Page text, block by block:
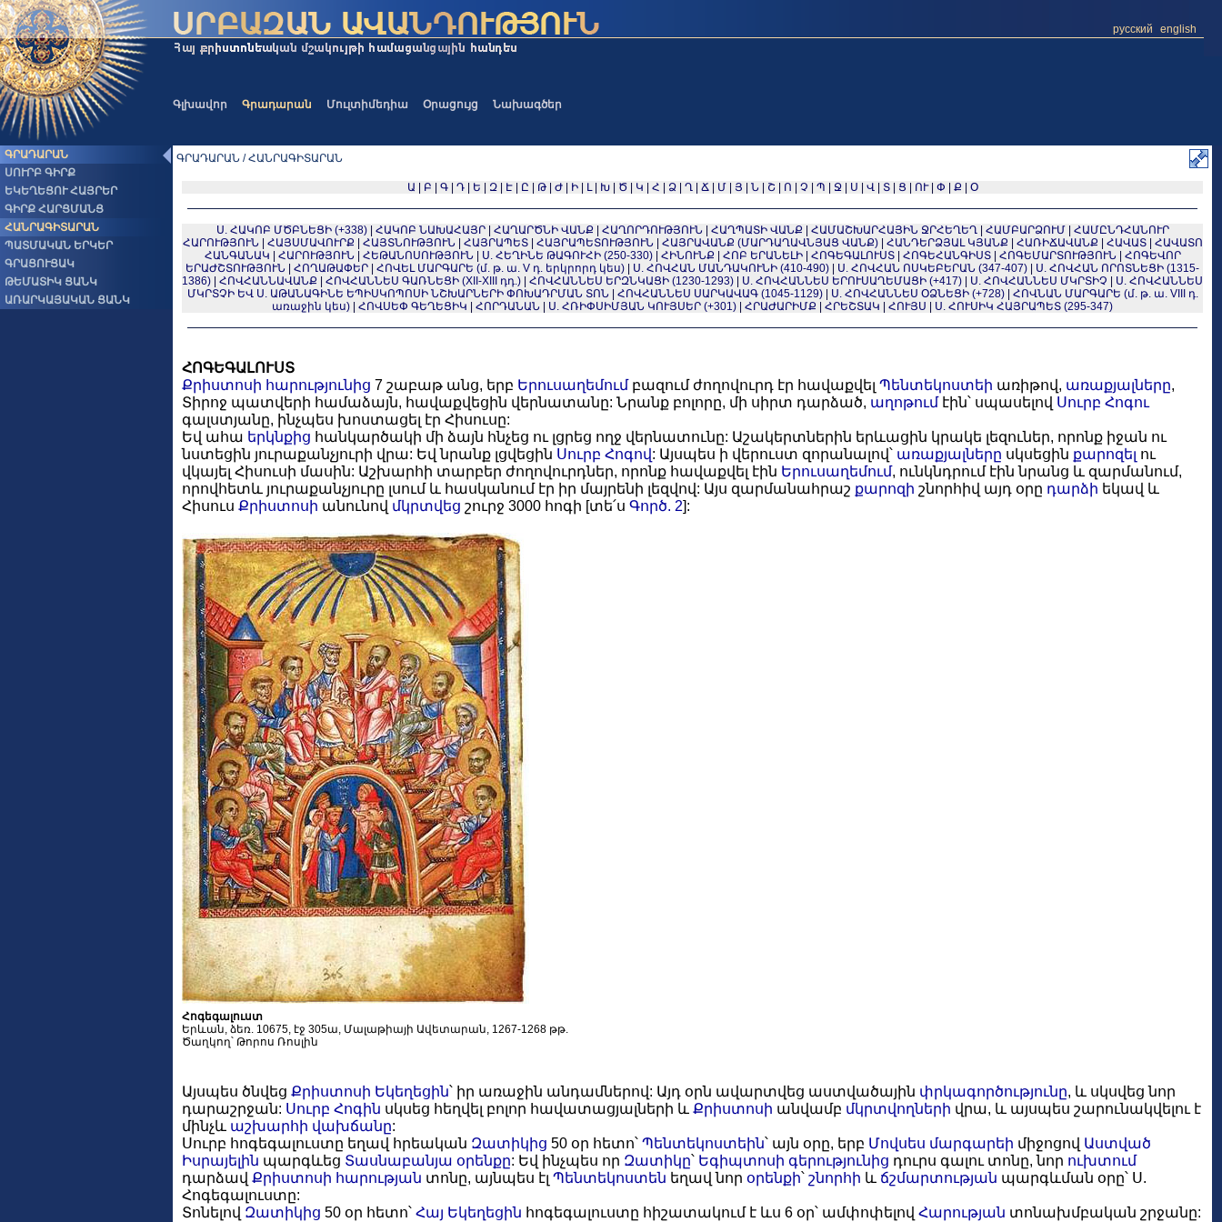
Գլխավոր Գրադարան Մուլտիմեդիա Օրացույց Նախագծեր
русский english
ԳՐԱԴԱՐԱՆ
ՍՈՒՐԲ ԳԻՐՔ
ԵԿԵՂԵՑՈՒ ՀԱՅՐԵՐ
ԳԻՐՔ ՀԱՐՑՄԱՆՑ
ՀԱՆՐԱԳԻՏԱՐԱՆ
ՊԱՏՄԱԿԱՆ ԵՐԿԵՐ
ԳՐԱՑՈՒՑԱԿ
ԹԵՄԱՏԻԿ ՑԱՆԿ
ԱՌԱՐԿԱՅԱԿԱՆ ՑԱՆԿ
ԳՐԱԴԱՐԱՆ / ՀԱՆՐԱԳԻՏԱՐԱՆ
Ա Բ Գ| Դ| Ե Զ| Է| Ը Թ| Ժ| Ի| Լ| Խ| Ծ| Կ Հ Ձ| Ղ| Ճ| Մ| Յ Ն Շ| Ո Չ Պ Ջ| Ս Վ| Տ| Ց ՈՒ| Փ Ք Օ
Ս. ՀԱԿՈԲ ՄԾԲՆԵՑԻ (+338)| ՀԱԿՈԲ ՆԱԽԱՀԱՅՐ| ՀԱՂԱՐԾՆԻ ՎԱՆՔ ՀԱՂՈՐԴՈՒԹՅՈՒՆ ՀԱՂՊԱՏԻ ՎԱՆՔ ՀԱՄԱՇԽԱՐՀԱՅԻՆ ՋՐՀԵՂԵՂ| ՀԱՄԲԱՐՁՈՒՄ| ՀԱՄԸՆԴՀԱՆՈՒՐ
ՀԱՐՈՒԹՅՈՒՆ
ՀԱՅՍՄԱՎՈՒՐՔ ՀԱՅՏՆՈՒԹՅՈՒՆ ՀԱՅՐԱՊԵՏ| ՀԱՅՐԱՊԵՏՈՒԹՅՈՒՆ ՀԱՅՐԱՎԱՆՔ (ՄԱՐԴԱՂԱՎՆՅԱՑ ՎԱՆՔ)| ՀԱՆԴԵՐՁՅԱԼ ԿՅԱՆՔ ՀԱՌԻՃԱՎԱՆՔ ՀԱՎԱՏ| ՀԱՎԱՏՈ
ՀԱՆԳԱՆԱԿ
ՀԱՐՈՒԹՅՈՒՆ ՀԵԹԱՆՈՍՈՒԹՅՈՒՆ Ս. ՀԵՂԻՆԵ ԹԱԳՈՒՀԻ (250-330)| ՀԻՆՈՒՆՔ ՀՈԲ ԵՐԱՆԵԼԻ| ՀՈԳԵԳԱԼՈՒՍՏ| ՀՈԳԵՀԱՆԳԻՍՏ| ՀՈԳԵՄԱՐՏՈՒԹՅՈՒՆ
ՀՈԳԵՎՈՐ
ԵՐԱԺՇՏՈՒԹՅՈՒՆ
ՀՈՂԱԹԱՓԵՐ ՀՈՎԵԼ ՄԱՐԳԱՐԵ (մ. թ. ա. V դ. երկրորդ կես) Ս. ՀՈՎՀԱՆ ՄԱՆԴԱԿՈՒՆԻ (410-490) Ս. ՀՈՎՀԱՆ ՈՍԿԵԲԵՐԱՆ (347-407)
Ս. ՀՈՎՀԱՆ ՈՐՈՏՆԵՑԻ (1315-
1386)
ՀՈՎՀԱՆՆԱՎԱՆՔ ՀՈՎՀԱՆՆԵՍ ԳԱՌՆԵՑԻ (XII-XIII դդ.) ՀՈՎՀԱՆՆԵՍ ԵՐԶՆԿԱՑԻ (1230-1293) Ս. ՀՈՎՀԱՆՆԵՍ ԵՐՈՒՍԱՂԵՄԱՑԻ (+417) Ս. ՀՈՎՀԱՆՆԵՍ ՄԿՐՏԻՉ
Ս. ՀՈՎՀԱՆՆԵՍ
ՄԿՐՏՉԻ ԵՎ Ս. ԱԹԱՆԱԳԻՆԵ ԵՊԻՍԿՈՊՈՍԻ ՆՇԽԱՐՆԵՐԻ ՓՈԽԱԴՐՄԱՆ ՏՈՆ
ՀՈՎՀԱՆՆԵՍ ՍԱՐԿԱՎԱԳ (1045-1129)| Ս. ՀՈՎՀԱՆՆԵՍ ՕՁՆԵՑԻ (+728)| ՀՈՎՆԱՆ ՄԱՐԳԱՐԵ (մ. թ. ա. VIII դ.
առաջին կես)
ՀՈՎՍԵՓ ԳԵՂԵՑԻԿ ՀՈՐԴԱՆԱՆ Ս. ՀՌԻՓՍԻՄՅԱՆ ԿՈՒՅՍԵՐ (+301) ՀՐԱԺԱՐԻՄՔ ՀՐԵՇՏԱԿ ՀՈՒՅՍ Ս. ՀՈՒՍԻԿ ՀԱՅՐԱՊԵՏ (295-347)
ՀՈԳԵԳԱԼՈՒՍՏ
Քրիստոսի հարությունից 7 շաբաթ անց, երբ Երուսաղեմումբազում ժողովուրդ էր հավաքվել Պենտեկոստեի առիթով, առաքյալները,
Տիրոջ պատվերի համաձայն, հավաքվեցին վերնատանը: Նրանք բոլորը, մի սիրտ դարձած, աղոթումէին՝ սպասելով Սուրբ Հոգու
գալստյանը, ինչպես խոստացել էր Հիսուսը:
Եվ ահա երկնքից հանկարծակի մի ձայն հնչեց ու լցրեց ողջ վերնատունը: Աշակերտներին երևացին կրակե լեզուներ, որոնք իջան ու
նստեցին յուրաքանչյուրի վրա: Եվ նրանք լցվեցին Սուրբ Հոգով: Այսպես ի վերուստ զորանալով՝ առաքյալները սկսեցին քարոզել ու
վկայել Հիսուսի մասին: Աշխարհի տարբեր ժողովուրդներ, որոնք հավաքվել էին Երուսաղեմում, ունկնդրում էին նրանց և զարմանում,
որովհետև յուրաքանչյուրը լսում և հասկանում էր իր մայրենի լեզվով: Այս զարմանահրաշ քարոզի շնորհիվ այդ օրը դարձի եկավ և
Հիսուս Քրիստոսի անունով մկրտվեց շուրջ 3000 հոգի [տե՛ս Գործ. 2]:
Հոգեգալուստ
Երևան, ձեռ. 10675, էջ 305ա, Մալաթիայի Ավետարան, 1267-1268 թթ.
Ծաղկող՝ Թորոս Ռոսլին
Այսպես ծնվեց Քրիստոսի Եկեղեցին՝ իր առաջին անդամներով: Այդ օրն ավարտվեց աստվածային փրկագործությունը, և սկսվեց նոր
դարաշրջան: Սուրբ Հոգին սկսեց հեղվել բոլոր հավատացյալների և Քրիստոսի անվամբ մկրտվողների վրա, և այսպես շարունակվելու է
մինչև աշխարհի վախճանը:
Սուրբ հոգեգալուստը եղավ հրեական Զատիկից 50 օր հետո՝ Պենտեկոստեին՝ այն օրը, երբ Մովսես մարգարեի միջոցով Աստված
Իսրայելին պարգևեց Տասնաբանյա օրենքը: Եվ ինչպես որ Զատիկը՝ Եգիպտոսի գերությունից դուրս գալու տոնը, նոր ուխտում
դարձավ Քրիստոսի հարության տոնը, այնպես էլ Պենտեկոստեն եղավ նոր օրենքի՝ շնորհի և ճշմարտության պարգևման օրը՝ Ս.
Հոգեգալուստը:
Տոնելով Զատիկից 50 օր հետո՝ Հայ Եկեղեցին հոգեգալուստը հիշատակում է ևս 6 օր՝ ամփոփելով Հարության տոնախմբական շրջանը: